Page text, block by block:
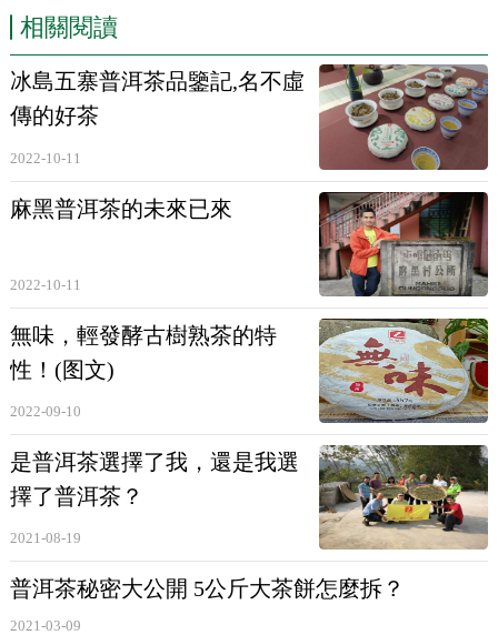
味，雖然沒有
就是輕發酵
料，同時也要明白一件事，再優質的熟茶也不可能有
生茶的特征，必竟是兩種完全不同的東西。
相關閱讀
冰島五寨普洱茶品鑒記,名不虛
傳的好茶
2022-10-11
麻黑普洱茶的未來已來
2022-10-11
無味，輕發酵古樹熟茶的特
性！(图文)
2022-09-10
是普洱茶選擇了我，還是我選
擇了普洱茶？
2021-08-19
普洱茶秘密大公開 5公斤大茶餅怎麼拆？
2021-03-09